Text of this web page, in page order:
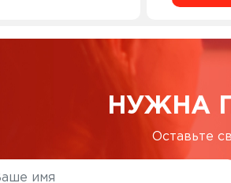
НУЖНА
Оставьте